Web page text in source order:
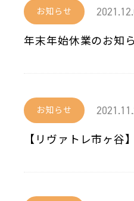
お知らせ
年末年始休業のお知
お知らせ
【リヴァトレ市ヶ谷